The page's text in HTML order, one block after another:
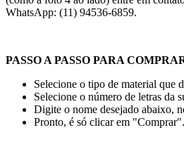
WhatsApp: (11) 94536-6859.
PASSO A PASSO PARA
Selecione o tipo de material que
Selecione o número de letras da
Digite o nome desejado abaixo,
Pronto, é só clicar em "Comprar".